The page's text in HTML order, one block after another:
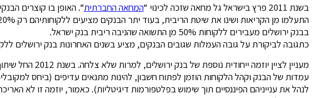
בשנת 2011 פרץ בישראל גל מחאה שזכה לכינוי “
המחאה החברתית“. האופן בו קוצרים
בבנק ירושלים מעבירים ללקוחות 50% מן התשואה שהניבה ריבית בנק ישראל.
כתגובה לביקורת על גובה העמלות שגובים הבנקים, מציע בשנים האחרונות בנק ירושלים
מעניין לציין
עמדות של הבנק וקהל הלקוחות הוזמן לפתוח חשבון, להינות מתנאים עדיפים (ביחס
לנהל את ענייניהם הפיננסיים תוך שימוש בפלטפורמות דיגיטליות). כאמור, יוזמה זו לא